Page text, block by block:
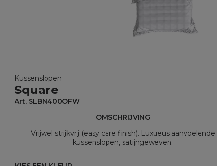
Kussenslopen
Square
Art. SLBN400OFW
OMSCHRIJVING
Vrijwel strijkvrij (easy care finish). Luxueus aanvoelende
kussenslopen, satijngeweven.